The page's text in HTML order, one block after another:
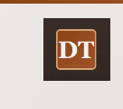
Перейти